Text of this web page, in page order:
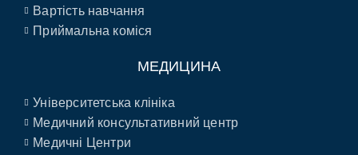
Вартість навчання
Приймальна коміся
МЕДИЦИНА
Університетська клініка
Медичний консультативний центр
Медичні Центри